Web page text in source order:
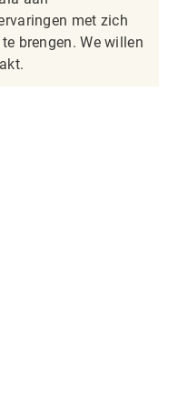
met zich
brengen. We willen